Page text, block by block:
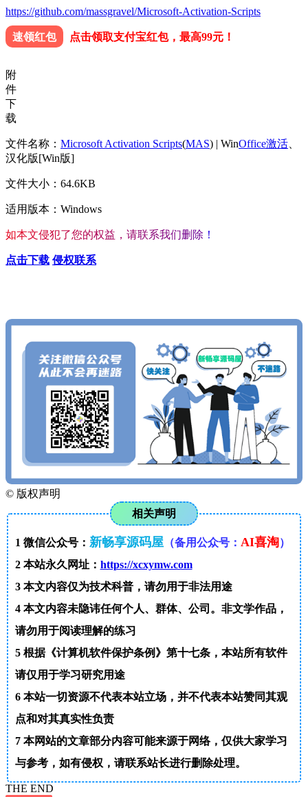
https://github.com/massgravel/Microsoft-Activation-Scripts
速领红包 点击领取支付宝红包，最高99元！
附
件
下
载
文件名称： Microsoft Activation Scripts(MAS) | WinOffice激活
汉化版[Win版]
文件大小：64.6KB
适用版本：Windows
如本文侵犯了您的权益 ， 请联系我们删 除 ！
点击下载 侵权联系
© 版权声明
相关声明
1 微信公众号： 新畅享源码屋（备用公众号： AI喜淘）
2本站永久网址： https://xcxymw.com
3本文内容仅为技术科普，请勿用于非法用途
4本文内容未隐讳任何个人、群体、公司。非文学作品，
请勿用于阅读理解的练习
5根据《计算机软件保护条例》第十七条，本站所有软件
请仅用于学习研究用途
6本站一切资源不代表本站立场，并不代表本站赞同其观
点和对其真实性负责
7本网站的文章部分内容可能来源于网络，仅供大家学习
与参考，如有侵权，请联系站长进行删除处理。
THE END